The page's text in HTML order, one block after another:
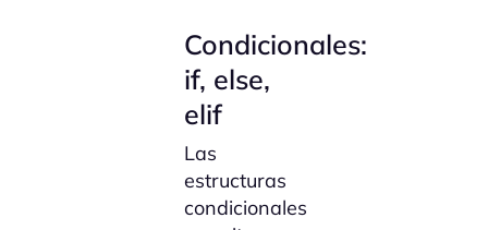
Condicionales:
if, else,
elif
Las
estructuras
condicionales